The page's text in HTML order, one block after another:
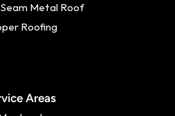
Metal Roof
Roofing
Areas